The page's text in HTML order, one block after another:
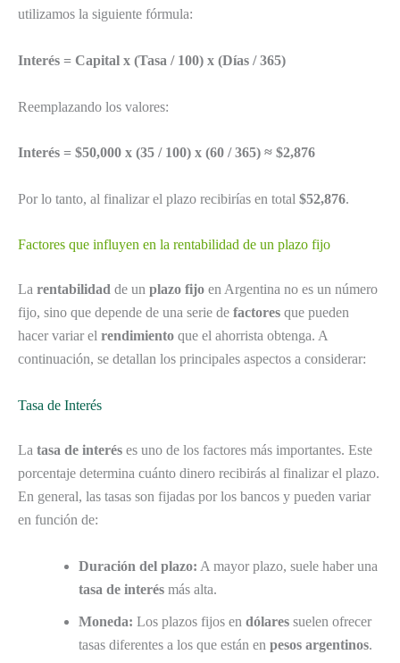
utilizamos la siguiente fórmula:
Interés = Capital x (Tasa / 100) x (Días / 365)
Reemplazando los valores:
Interés = $50,000 x (35 / 100) x (60 / 365) ≈ $2,876
Por lo tanto, al finalizar el plazo recibirías en total $52,876.
Factores que influyen en la rentabilidad de un plazo fijo
La rentabilidad de un plazo fijo en Argentina no es un número
fijo, sino que depende de una serie de factores que pueden
hacer variar el rendimiento que el ahorrista obtenga. A
continuación, se detallan los principales aspectos a considerar:
Tasa de Interés
La tasa de interés es uno de los factores más importantes. Este
porcentaje determina cuánto dinero recibirás al finalizar el plazo.
En general, las tasas son fijadas por los bancos y pueden variar
en función de:
Duración del plazo: A mayor plazo, suele haber una
tasa de interés más alta.
Moneda: Los plazos fijos en dólares suelen ofrecer
tasas diferentes a los que están en pesos argentinos.